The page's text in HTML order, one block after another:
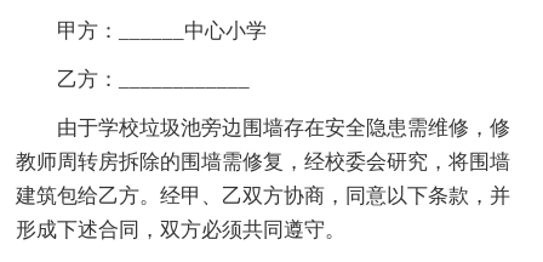
甲方：______中心小学
乙方：____________
由于学校垃圾池旁边围墙存在安全隐患需维修，修
教师周转房拆除的围墙需修复，经校委会研究，将围墙
建筑包给乙方。经甲、乙双方协商，同意以下条款，并
形成下述合同，双方必须共同遵守。